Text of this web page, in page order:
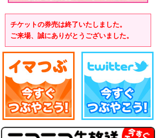
チケットの券売は終了いたしました。
ご来場、誠にありがとうございました。